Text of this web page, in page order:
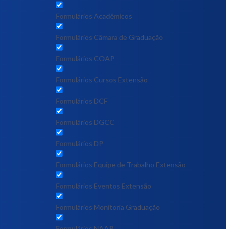
Formulários Acadêmicos
Formulários Câmara de Graduação
Formulários COAP
Formulários Cursos Extensão
Formulários DCF
Formulários DGCC
Formulários DP
Formulários Equipe de Trabalho Extensão
Formulários Eventos Extensão
Formulários Monitoria Graduação